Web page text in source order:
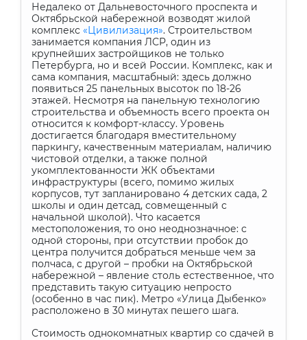
Недалеко от Дальневосточного проспекта и
Октябрьской набережной возводят жилой
комплекс «Цивилизация». Строительством
занимается компания ЛСР, один из
крупнейших застройщиков не только
Петербурга, но и всей России. Комплекс, как и
сама компания, масштабный: здесь должно
появиться 25 панельных высоток по 18-26
этажей. Несмотря на панельную технологию
строительства и объемность всего проекта он
относится к комфорт-классу. Уровень
достигается благодаря вместительному
паркингу, качественным материалам, наличию
чистовой отделки, а также полной
укомплектованности ЖК объектами
инфраструктуры (всего, помимо жилых
корпусов, тут запланировано 4 детских сада, 2
школы и один детсад, совмещенный с
начальной школой). Что касается
местоположения, то оно неоднозначное: с
одной стороны, при отсутствии пробок до
центра получится добраться меньше чем за
полчаса, с другой – пробки на Октябрьской
набережной – явление столь естественное, что
представить такую ситуацию непросто
(особенно в час пик). Метро «Улица Дыбенко»
расположено в 30 минутах пешего шага.
Стоимость однокомнатных квартир со сдачей в